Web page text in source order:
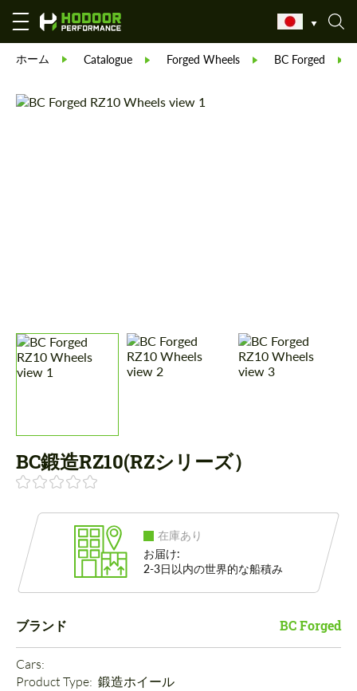
ホーム Catalogue Forged Wheels BC Forged
BC鍛造RZ10(RZシリーズ）
在庫あり
お届け:
2-3日以内の世界的な船積み
ブランド BC Forged
Cars:
Product Type: 鍛造ホイール